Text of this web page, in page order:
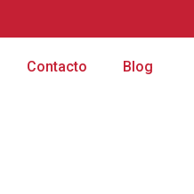
Contacto Blog